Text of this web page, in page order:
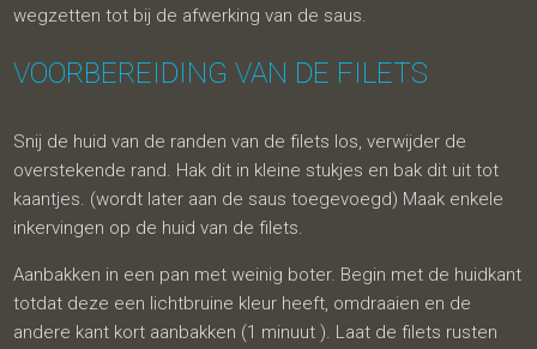
wegzetten tot bij de afwerking van de saus.
VOORBEREIDING VAN DE FILETS
Snij de huid van de randen van de filets los, verwijder de
overstekende rand. Hak dit in kleine stukjes en bak dit uit tot
kaantjes. (wordt later aan de saus toegevoegd) Maak enkele
inkervingen op de huid van de filets.
Aanbakken in een pan met weinig boter. Begin met de huidkant
totdat deze een lichtbruine kleur heeft, omdraaien en de
andere kant kort aanbakken (1 minuut ). Laat de filets rusten